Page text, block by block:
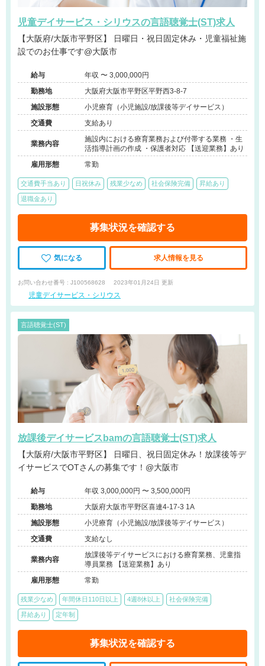
児童デイサービス・シリウスの言語聴覚士(ST)求人
【大阪府/大阪市平野区】 日曜日・祝日固定休み・児童福祉施
設でのお仕事です@大阪市
給与
年収 〜 3,000,000円
勤務地
大阪府大阪市平野区平野西3-8-7
施設形態
小児療育（小児施設/放課後等デイサービス）
交通費
支給あり
業務内容
施設内における療育業務および付帯する業務 ・生
活指導計画の作成 ・保護者対応 【送迎業務】あり
雇用形態
常勤
交通費手当あり 日祝休み 残業少なめ 社会保険完備 昇給あり
退職金あり
募集状況を確認する
気になる 求人情報を見る
お問い合わせ番号 : J100568628 2023年01月24日 更新
児童デイサービス・シリウス
言語聴覚士(ST)
放課後デイサービスbamの言語聴覚士(ST)求人
【大阪府/大阪市平野区】 日曜日、祝日固定休み！放課後等デ
イサービスでOTさんの募集です！@大阪市
給与
年収 3,000,000円 〜 3,500,000円
勤務地
大阪府大阪市平野区喜連4-17-3 1A
施設形態
小児療育（小児施設/放課後等デイサービス）
交通費
支給なし
業務内容
放課後等デイサービスにおける療育業務、児童指
導員業務 【送迎業務】あり
雇用形態
常勤
残業少なめ 年間休日110日以上 4週8休以上 社会保険完備
昇給あり 定年制
募集状況を確認する